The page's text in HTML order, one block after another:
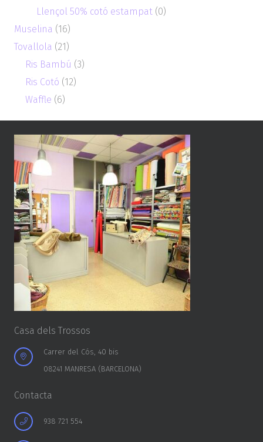
Llençol 50% cotó estampat (0)
Muselina (16)
Tovallola (21)
Ris Bambú (3)
Ris Cotó (12)
Waffle (6)
Casa dels Trossos
Carrer del Cós, 40 bis
08241 MANRESA (BARCELONA)
Contacta
938 721 554